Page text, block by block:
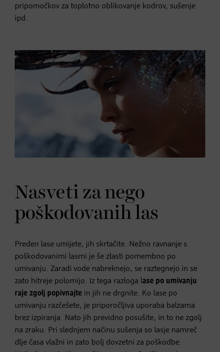
pripomočkov za toplotno oblikovanje kodrov, sušenje
ipd.
Nasveti za nego
poškodovanih las
Preden lase umijete, jih skrtačite. Nežno ravnanje s
poškodovanimi lasmi je še zlasti pomembno po
umivanju. Zaradi vode nabreknejo, se raztegnejo in se
zato hitreje polomijo. Iz tega razloga lase po umivanju
raje zgolj popivnajte in jih ne drgnite. Ko lase po
umivanju razčešete, je priporočljiva uporaba balzama
brez izpiranja. Nato jih previdno posušite, in to ne zgolj
na zraku. Pri slednjem načinu sušenja so lasje namreč
dlje časa vlažni in zato bolj dovzetni za poškodbe.